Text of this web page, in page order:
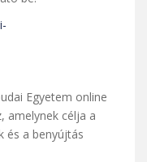
Egyetem online
amelynek célja a
és a benyújtás